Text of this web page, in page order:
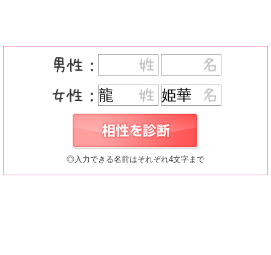
◎入力できる名前はそれぞれ4文字まで